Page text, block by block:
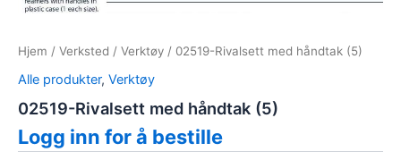
Hjem / Verksted / Verktøy / 02519-Rivalsett med håndtak (5)
Alle produkter, Verktøy
02519-Rivalsett med håndtak (5)
Logg inn for å bestille